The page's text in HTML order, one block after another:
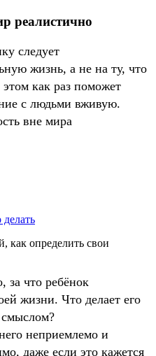
реалистично
следует
жизнь, а не на ту, что
как раз поможет
с людьми вживую.
вне мира
как определить свои
за что ребёнок
жизни. Что делает его
неприемлемо и
даже если это кажется